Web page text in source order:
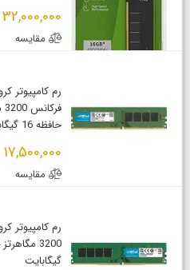
مقایسه
32,000,000
حافظه 16 گیگابایت
مقایسه
17,500,000
گیگابایت